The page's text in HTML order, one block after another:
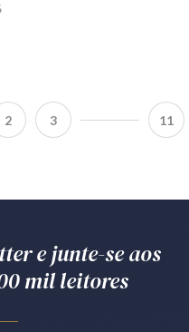
2 3 11
e junte-se aos
mil leitores